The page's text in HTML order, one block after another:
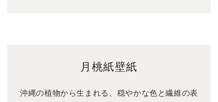
月桃紙壁紙
沖縄の植物から生まれる、穏やかな色と繊維の表